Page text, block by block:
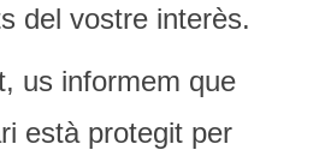
del vostre interès.
us informem que
està protegit per